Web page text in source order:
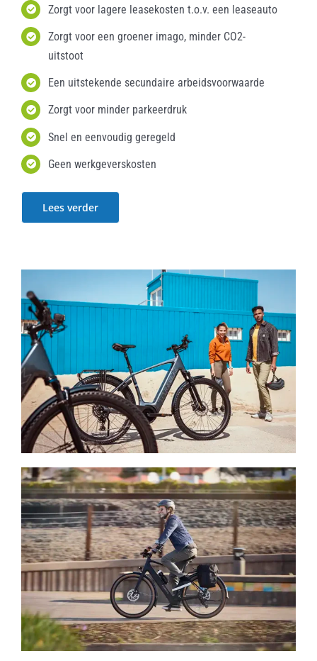
Zorgt voor lagere leasekosten t.o.v. een leaseauto
Zorgt voor een groener imago, minder CO2-
uitstoot
Een uitstekende secundaire arbeidsvoorwaarde
Zorgt voor minder parkeerdruk
Snel en eenvoudig geregeld
Geen werkgeverskosten
Lees verder